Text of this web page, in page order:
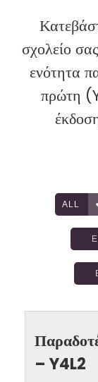
σχολείο
ενότητα
πρώτη
ALL
– Y4L2